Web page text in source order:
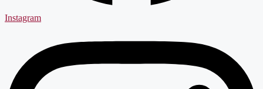
Instagram